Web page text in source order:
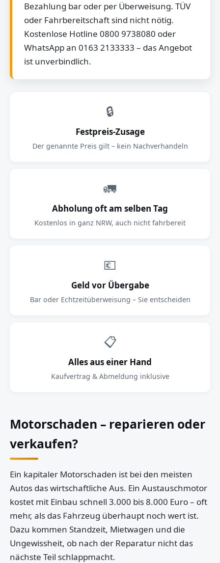
Bezahlung bar oder per Überweisung. TÜV
oder Fahrbereitschaft sind nicht nötig.
Kostenlose Hotline 0800 9738080 oder
WhatsApp an 0163 2133333 – das Angebot
ist unverbindlich.
🔒
Festpreis-Zusage
Der genannte Preis gilt – kein Nachverhandeln
🚛
Abholung oft am selben Tag
Kostenlos in ganz NRW, auch nicht fahrbereit
💶
Geld vor Übergabe
Bar oder Echtzeitüberweisung – Sie entscheiden
📋
Alles aus einer Hand
Kaufvertrag & Abmeldung inklusive
Motorschaden – reparieren oder
verkaufen?
Ein kapitaler Motorschaden ist bei den meisten
Autos das wirtschaftliche Aus. Ein Austauschmotor
kostet mit Einbau schnell 3.000 bis 8.000 Euro – oft
mehr, als das Fahrzeug überhaupt noch wert ist.
Dazu kommen Standzeit, Mietwagen und die
Ungewissheit, ob nach der Reparatur nicht das
nächste Teil schlappmacht.